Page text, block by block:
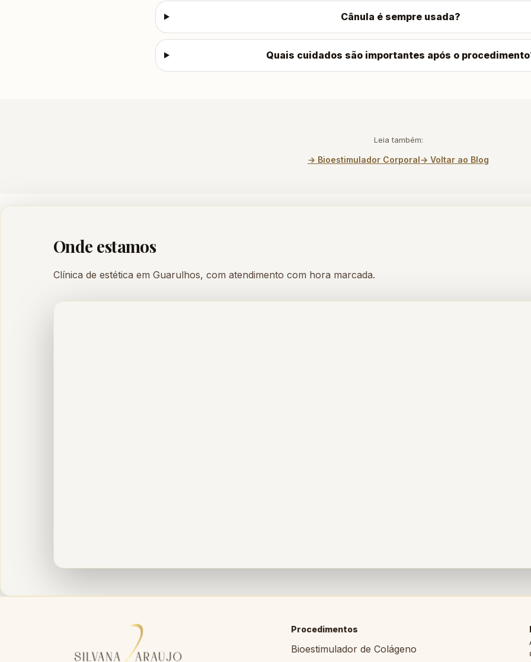
Cânula é sempre usada?
Quais cuidados são importantes após o
Leia também:
→ Bioestimulador Corporal→ Voltar ao Blog
Onde estamos
Clínica de estética em Guarulhos, com atendimento com hora marcada.
Procedimentos
Bioestimulador de Colágeno